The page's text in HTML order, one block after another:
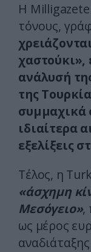
Η Milligazete
τόνους,
χαστούκι»,
ανάλυσή
της
συμμαχικά
ιδιαίτερα
εξελίξεις
Τέλος, η
«άσχημη
Μεσόγειο»,
ως μέρος